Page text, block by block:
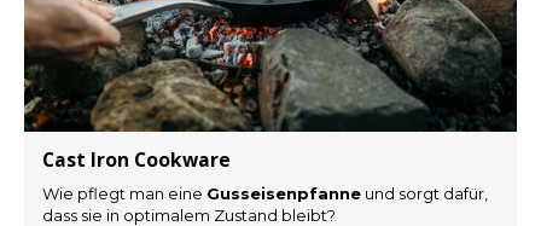
TWD
UYU
Cast Iron Cookware
Wie pflegt man eine Gusseisenpfanne und sorgt dafür,
dass sie in optimalem Zustand bleibt?